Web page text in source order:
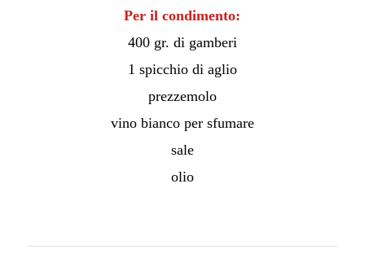
Per il condimento:
400 gr. di gamberi
1 spicchio di aglio
prezzemolo
vino bianco per sfumare
sale
olio